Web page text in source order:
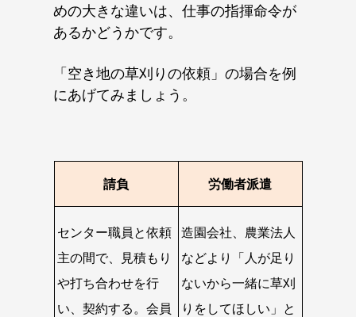
めの大きな違いは、仕事の指揮命令が
あるかどうかです。
「空き地の草刈りの依頼」の場合を例
にあげてみましょう。
請負 労働者派遣
センター職員と依頼
主の間で、見積もり
や打ち合わせを行
い、契約する。会員
造園会社、農業法人
などより「人が足り
ないから一緒に草刈
りをしてほしい」と